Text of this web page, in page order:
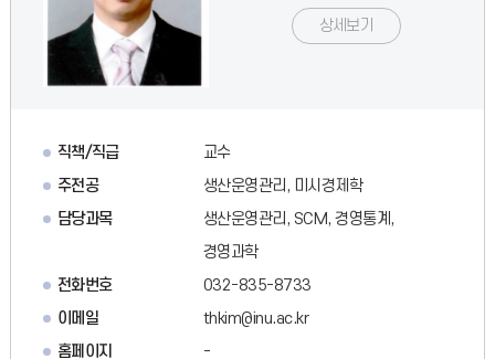
상세보기
직책/직급
교수
주전공
생산운영관리, 미시경제학
담당과목
생산운영관리, SCM, 경영통계,
경영과학
전화번호
032-835-8733
이메일
thkim@inu.ac.kr
홈페이지
-